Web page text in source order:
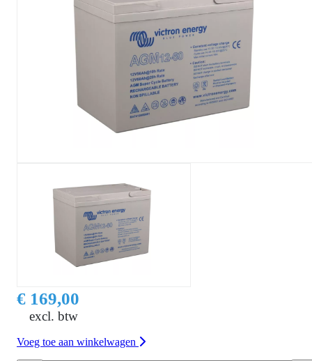
€ 169,00
excl. btw
Voeg toe aan winkelwagen